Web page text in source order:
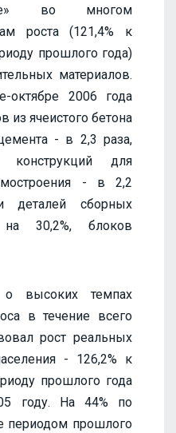
во многом
роста (121,4% к
прошлого года)
материалов.
2006 года
из ячеистого бетона
- в 2,3 раза,
для
- в 2,2
деталей сборных
30,2%, блоков
высоких темпах
в течение всего
рост реальных
- 126,2% к
прошлого года
году. На 44% по
периодом прошлого